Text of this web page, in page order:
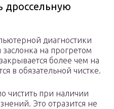
дроссельную
диагностики
на прогретом
более чем на
в обязательной чистке.
чистить при наличии
Это отразится не